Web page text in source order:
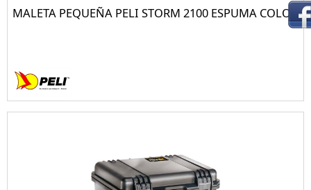
MALETA PEQUEÑA PELI STORM 2100 ESPUMA COLOR